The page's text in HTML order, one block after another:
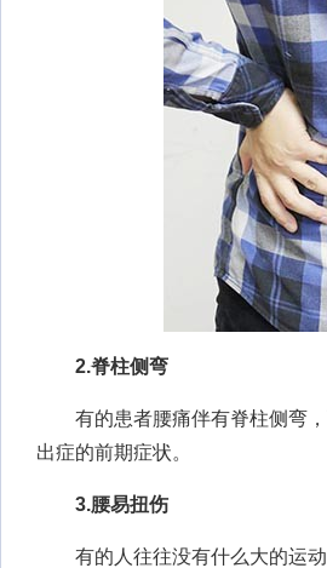
2.脊柱侧弯
有的患者腰痛伴有脊柱侧弯，
出症的前期症状。
3.腰易扭伤
有的人往往没有什么大的运动